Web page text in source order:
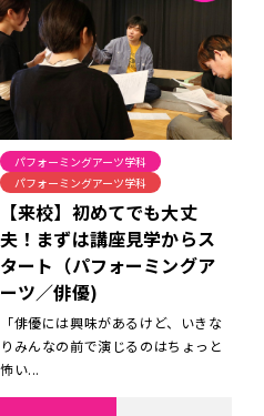
パフォーミングアーツ学科
パフォーミングアーツ学科
【来校】初めてでも大丈
夫！まずは講座見学からス
タート（パフォーミングア
ーツ／俳優)
「俳優には興味があるけど、いきな
りみんなの前で演じるのはちょっと
怖い...